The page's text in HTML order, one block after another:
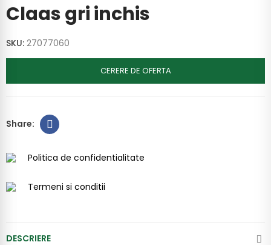
Claas gri inchis
SKU: 27077060
CERERE DE OFERTA
Politica de confidentialitate
Termeni si conditii
DESCRIERE